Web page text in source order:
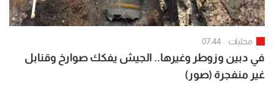
محليات 07:44
في دبين وزوطر وغيرها.. الجيش يفكك صوارخ وقنابل
غير منفجرة (صور)